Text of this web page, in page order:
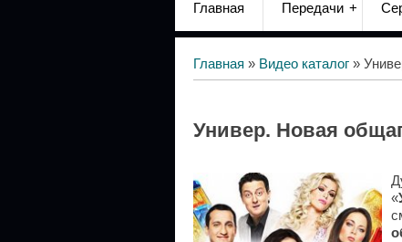
Главная Передачи
Главная » Видео каталог »
Универ. Новая
«